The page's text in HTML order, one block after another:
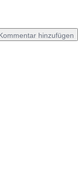
hinzufügen